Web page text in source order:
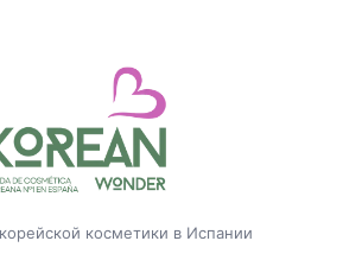
косметики в Испании